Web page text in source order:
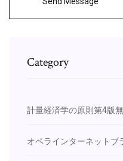
Category
計量経済学の原則第4版
オペラインターネットブ